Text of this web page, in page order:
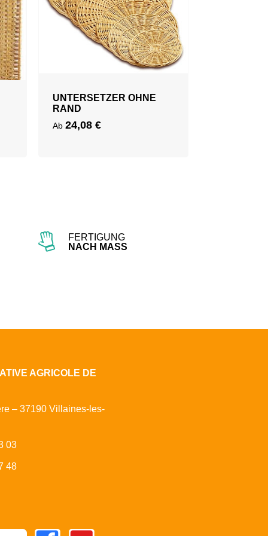
UNTERSETZER OHNE
RAND
Ab 24,08 €
FERTIGUNG
NACH MASS
AGRICOLE DE
– 37190 Villaines-les-
03
48
FacebookYoutube